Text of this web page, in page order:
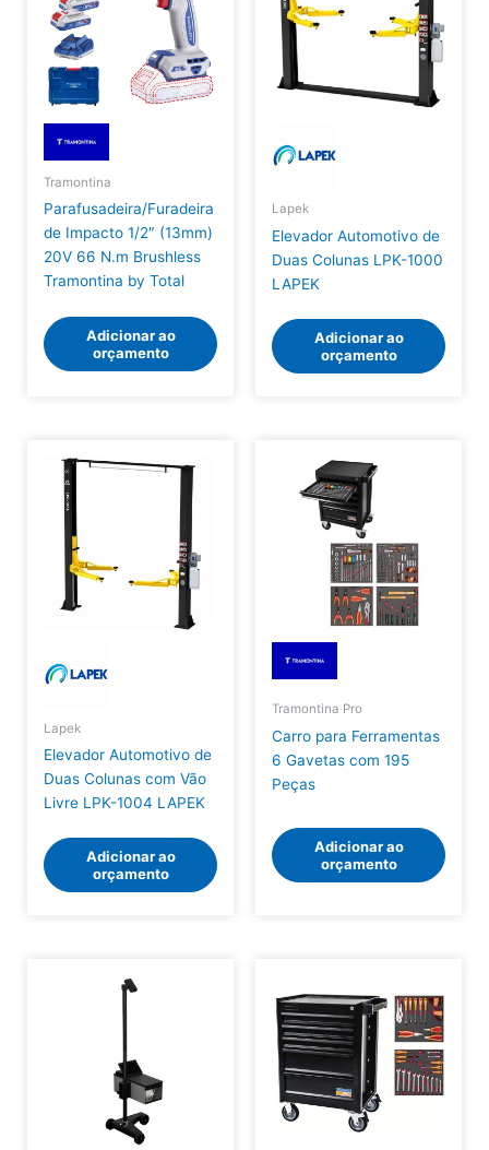
Tramontina
Parafusadeira/Furadeira
de Impacto 1/2″ (13mm)
20V 66 N.m Brushless
Tramontina by Total
Adicionar ao
orçamento
Lapek
Elevador Automotivo de
Duas Colunas LPK-1000
LAPEK
Adicionar ao
orçamento
Lapek
Elevador Automotivo de
Duas Colunas com Vão
Livre LPK-1004 LAPEK
Adicionar ao
orçamento
Tramontina Pro
Carro para Ferramentas
6 Gavetas com 195
Peças
Adicionar ao
orçamento